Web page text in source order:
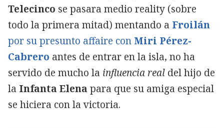
Telecinco se pasara medio reality (sobre
todo la primera mitad) mentando a Froilán
por su presunto affaire con Miri Pérez-
Cabrero antes de entrar en la isla, no ha
servido de mucho la influencia real del hijo de
la Infanta Elena para que su amiga especial
se hiciera con la victoria.